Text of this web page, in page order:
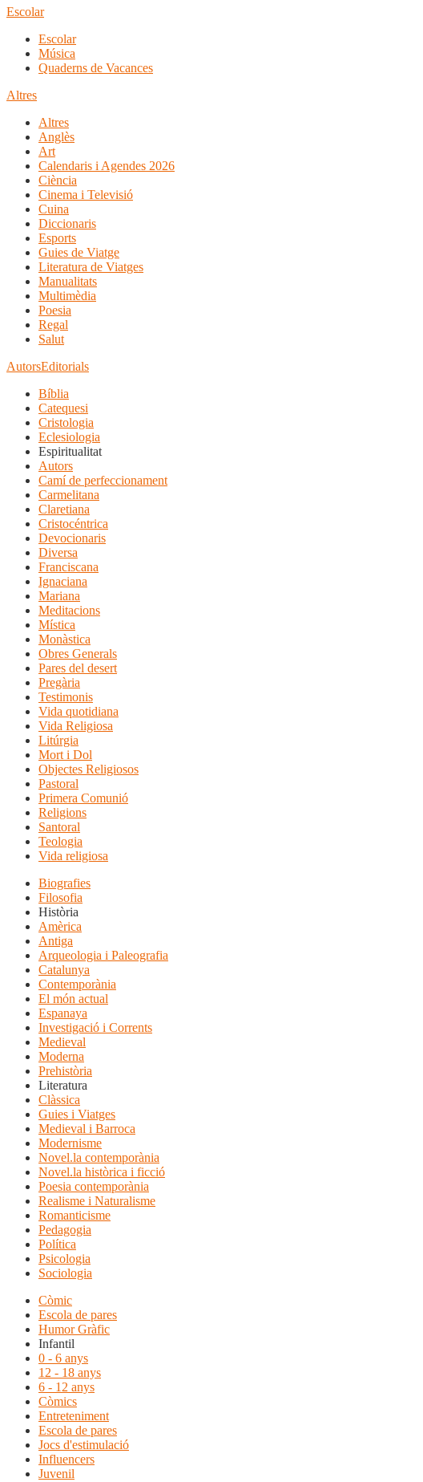
Escolar
Escolar
Música
Quaderns de Vacances
Altres
Altres
Anglès
Art
Calendaris i Agendes 2026
Ciència
Cinema i Televisió
Cuina
Diccionaris
Esports
Guies de Viatge
Literatura de Viatges
Manualitats
Multimèdia
Poesia
Regal
Salut
AutorsEditorials
Bíblia
Catequesi
Cristologia
Eclesiologia
Espiritualitat
Autors
Camí de perfeccionament
Carmelitana
Claretiana
Cristocéntrica
Devocionaris
Diversa
Franciscana
Ignaciana
Mariana
Meditacions
Mística
Monàstica
Obres Generals
Pares del desert
Pregària
Testimonis
Vida quotidiana
Vida Religiosa
Litúrgia
Mort i Dol
Objectes Religiosos
Pastoral
Primera Comunió
Religions
Santoral
Teologia
Vida religiosa
Biografies
Filosofia
Història
Amèrica
Antiga
Arqueologia i Paleografia
Catalunya
Contemporània
El món actual
Espanaya
Investigació i Corrents
Medieval
Moderna
Prehistòria
Literatura
Clàssica
Guies i Viatges
Medieval i Barroca
Modernisme
Novel.la contemporània
Novel.la històrica i ficció
Poesia contemporània
Realisme i Naturalisme
Romanticisme
Pedagogia
Política
Psicologia
Sociologia
Còmic
Escola de pares
Humor Gràfic
Infantil
0 - 6 anys
12 - 18 anys
6 - 12 anys
Còmics
Entreteniment
Escola de pares
Jocs d'estimulació
Influencers
Juvenil